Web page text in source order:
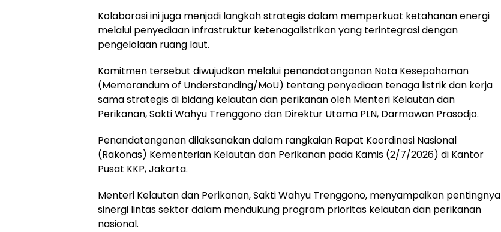
Kolaborasi ini juga menjadi langkah strategis dalam memperkuat ketahanan energi
melalui penyediaan infrastruktur ketenagalistrikan yang terintegrasi dengan
pengelolaan ruang laut.
Komitmen tersebut diwujudkan melalui penandatanganan Nota Kesepahaman
(Memorandum of Understanding/MoU) tentang penyediaan tenaga listrik dan kerja
sama strategis di bidang kelautan dan perikanan oleh Menteri Kelautan dan
Perikanan, Sakti Wahyu Trenggono dan Direktur Utama PLN, Darmawan Prasodjo.
Penandatanganan dilaksanakan dalam rangkaian Rapat Koordinasi Nasional
(Rakonas) Kementerian Kelautan dan Perikanan pada Kamis (2/7/2026) di Kantor
Pusat KKP, Jakarta.
Menteri Kelautan dan Perikanan, Sakti Wahyu Trenggono, menyampaikan pentingnya
sinergi lintas sektor dalam mendukung program prioritas kelautan dan perikanan
nasional.